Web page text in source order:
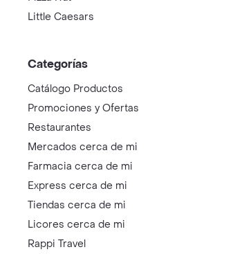
Little Caesars
Categorías
Catálogo Productos
Promociones y Ofertas
Restaurantes
Mercados cerca de mi
Farmacia cerca de mi
Express cerca de mi
Tiendas cerca de mi
Licores cerca de mi
Rappi Travel